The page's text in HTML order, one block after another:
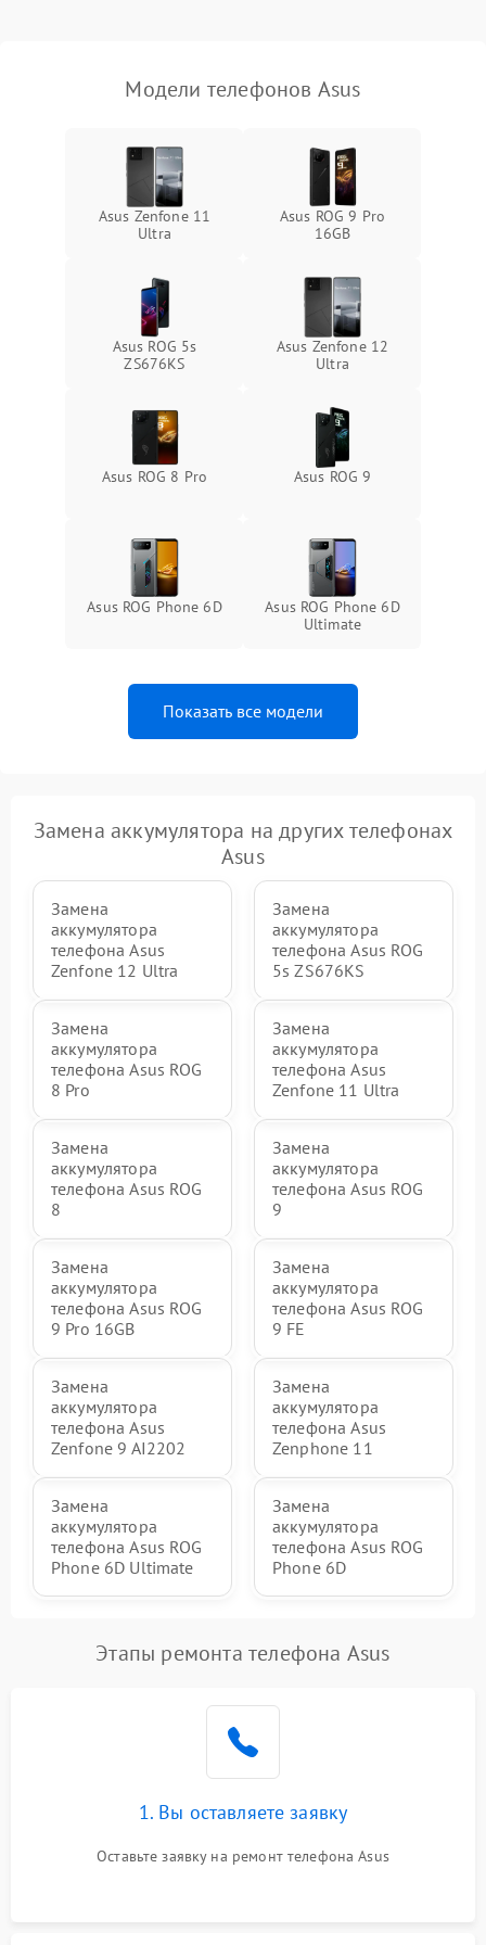
Модели телефонов Asus
Asus Zenfone 11
Ultra
Asus ROG 9 Pro
16GB
Asus ROG 5s
ZS676KS
Asus Zenfone 12
Ultra
Asus ROG 8 Pro Asus ROG 9
Asus ROG Phone 6D
Asus ROG Phone 6D
Ultimate
Показать все модели
Замена аккумулятора на других телефонах
Asus
Замена
аккумулятора
телефона Asus
Zenfone 12 Ultra
Замена
аккумулятора
телефона Asus ROG
5s ZS676KS
Замена
аккумулятора
телефона Asus ROG
8 Pro
Замена
аккумулятора
телефона Asus
Zenfone 11 Ultra
Замена
аккумулятора
телефона Asus ROG
8
Замена
аккумулятора
телефона Asus ROG
9
Замена
аккумулятора
телефона Asus ROG
9 Pro 16GB
Замена
аккумулятора
телефона Asus ROG
9 FE
Замена
аккумулятора
телефона Asus
Zenfone 9 AI2202
Замена
аккумулятора
телефона Asus
Zenphone 11
Замена
аккумулятора
телефона Asus ROG
Phone 6D Ultimate
Замена
аккумулятора
телефона Asus ROG
Phone 6D
Этапы ремонта телефона Asus
1. Вы оставляете заявку
Оставьте заявку на ремонт телефона Asus